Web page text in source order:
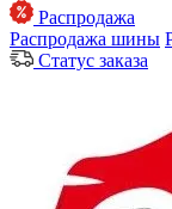
Распродажа
Распродажа шины
Статус заказа